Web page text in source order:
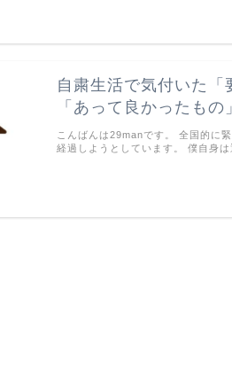
自粛生活で気付いた「
「あって良かったもの」
こんばんは29manです。 全国的に
経過しようとしています。 僕自身